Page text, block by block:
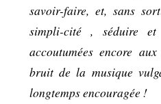
savoir-faire, et, sans
simpli-cité , séduire
accoutumées encore
bruit de la musique
longtemps encouragée !